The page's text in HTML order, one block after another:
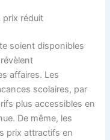
prix réduit
soient disponibles
affaires. Les
scolaires, par
plus accessibles en
De même, les
prix attractifs en